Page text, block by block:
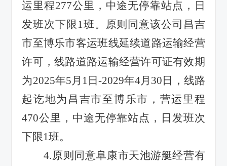
运里程277公里，中途无停靠站点，日
发班次下限 1班。原则同意该公司昌吉
市至博乐市客运班线延续道路运输经营
许可，线路道路运输经营许可证有效期
为2025年5月 1 日-2029年4月 30 日，线路
起讫地为昌吉市至博乐市，营运里程
470公里，中途无停靠站点，日发班次
下限1班。
4.原则同意阜康市天池游艇经营有